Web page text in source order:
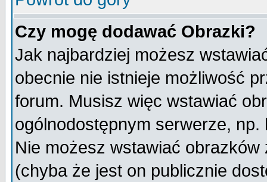
Czy mogę dodawać Obrazki?
Jak najbardziej możesz
obecnie nie istnieje możliwość
forum. Musisz więc wstawiać
ogólnodostępnym serwerze,
Nie możesz wstawiać
(chyba że jest on publicznie